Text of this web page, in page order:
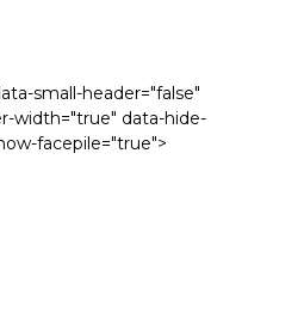
small-header="false"
width="true" data-hide-
facepile="true">